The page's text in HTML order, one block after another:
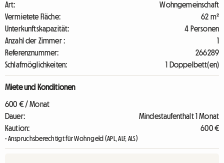
Art:
Wohngemeinschaft
Vermietete Fläche:
62 m²
Unterkunftskapazität:
4 Personen
Anzahl der Zimmer :
1
Referenznummer:
266289
Schlafmöglichkeiten:
1 Doppelbett(en)
Miete und Konditionen
600 € / Monat
Dauer:
Mindestaufenthalt 1 Monat
Kaution:
600 €
- Anspruchsberechtigt für Wohngeld (APL, ALF, ALS)